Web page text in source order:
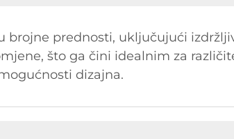
prednosti, uključujući
što ga čini idealnim za
dizajna.